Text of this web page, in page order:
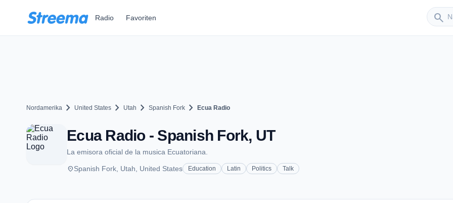
Radio Favoriten search
Nordamerika chevron_right United States chevron_right Utah chevron_right Spanish Fork chevron_right Ecua Radio
Ecua Radio - Spanish Fork, UT
La emisora oficial de la musica Ecuatoriana.
placeSpanish Fork, Utah, United States Education Latin Politics Talk